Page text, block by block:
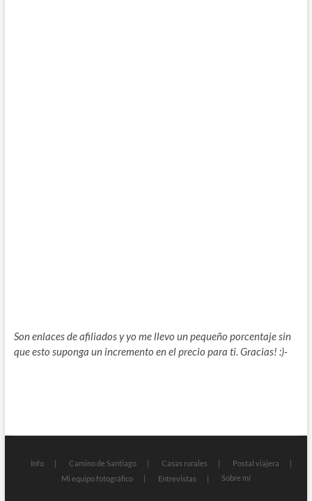
Son enlaces de afiliados y yo me llevo un pequeño porcentaje sin
que esto suponga un incremento en el precio para ti. Gracias! :)-
Info Camino de Santiago Casas rurales
Postal viajera
Mi equipo fotográfico
Entrevistas Sobre mí